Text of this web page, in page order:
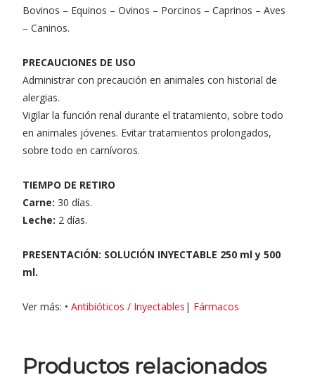
Bovinos – Equinos – Ovinos – Porcinos – Caprinos – Aves
– Caninos.
PRECAUCIONES DE USO
Administrar con precaución en animales con historial de
alergias.
Vigilar la función renal durante el tratamiento, sobre todo
en animales jóvenes. Evitar tratamientos prolongados,
sobre todo en carnívoros.
TIEMPO DE RETIRO
Carne: 30 días.
Leche: 2 días.
PRESENTACIÓN: SOLUCIÓN INYECTABLE 250 ml y 500
ml.
Ver más: • Antibióticos / Inyectables | Fármacos
Productos relacionados